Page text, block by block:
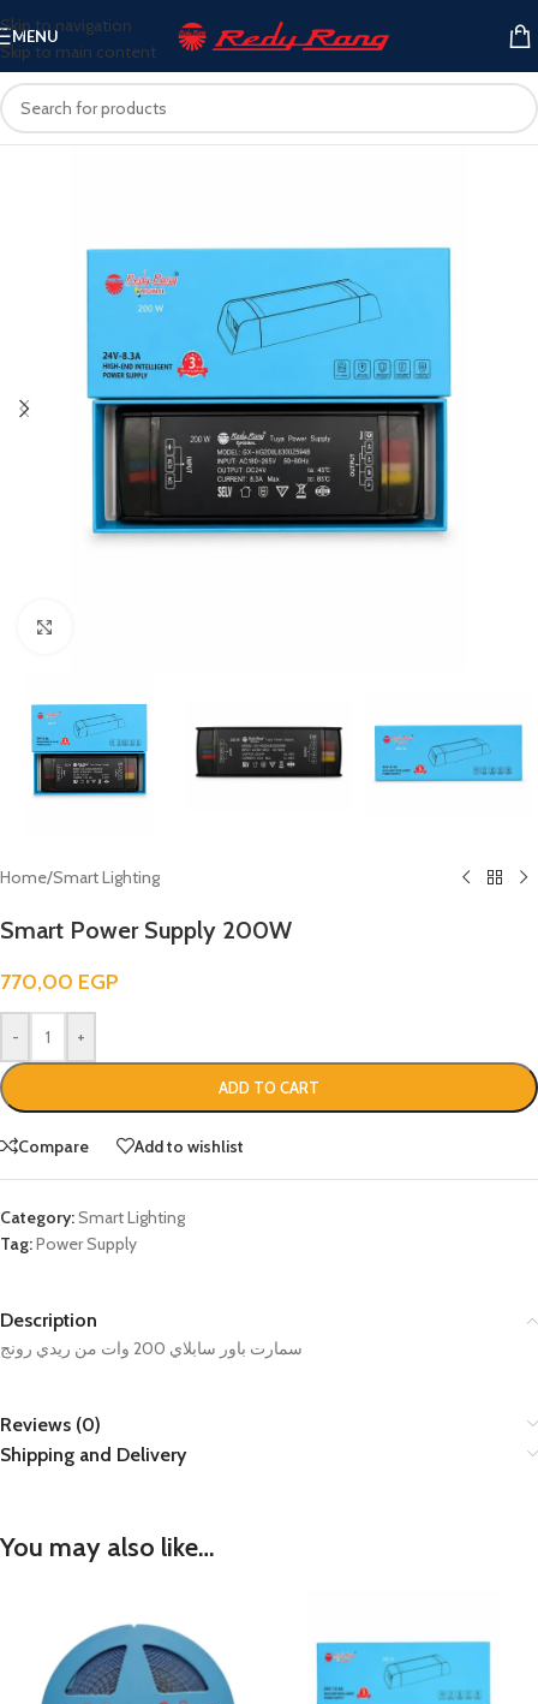
Skip to navigation
Skip to main content
MENU
Home/Smart Lighting
Smart Power Supply 200W
770,00 EGP
- +
ADD TO CART
Compare Add to wishlist
Category:Smart Lighting
Tag:Power Supply
Description
سمارت باور سابلاي 200 وات من ريدي رونج
Reviews (0)
Shipping and Delivery
You may also like…